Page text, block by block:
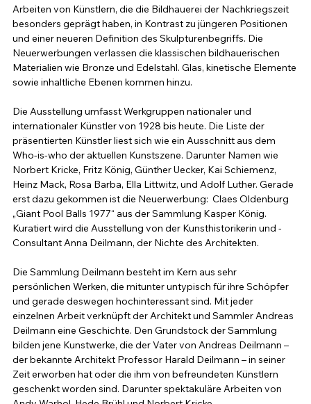
Arbeiten von Künstlern, die die Bildhauerei der Nachkriegszeit
besonders geprägt haben, in Kontrast zu jüngeren Positionen
und einer neueren Definition des Skulpturenbegriffs. Die
Neuerwerbungen verlassen die klassischen bildhauerischen
Materialien wie Bronze und Edelstahl. Glas, kinetische Elemente
sowie inhaltliche Ebenen kommen hinzu.
Die Ausstellung umfasst Werkgruppen nationaler und
internationaler Künstler von 1928 bis heute. Die Liste der
präsentierten Künstler liest sich wie ein Ausschnitt aus dem
Who-is-who der aktuellen Kunstszene. Darunter Namen wie
Norbert Kricke, Fritz König, Günther Uecker, Kai Schiemenz,
Heinz Mack, Rosa Barba, Ella Littwitz, und Adolf Luther. Gerade
erst dazu gekommen ist die Neuerwerbung:  Claes Oldenburg
„Giant Pool Balls 1977“ aus der Sammlung Kasper König.
Kuratiert wird die Ausstellung von der Kunsthistorikerin und -
Consultant Anna Deilmann, der Nichte des Architekten.
Die Sammlung Deilmann besteht im Kern aus sehr
persönlichen Werken, die mitunter untypisch für ihre Schöpfer
und gerade deswegen hochinteressant sind. Mit jeder
einzelnen Arbeit verknüpft der Architekt und Sammler Andreas
Deilmann eine Geschichte. Den Grundstock der Sammlung
bilden jene Kunstwerke, die der Vater von Andreas Deilmann –
der bekannte Architekt Professor Harald Deilmann – in seiner
Zeit erworben hat oder die ihm von befreundeten Künstlern
geschenkt worden sind. Darunter spektakuläre Arbeiten von